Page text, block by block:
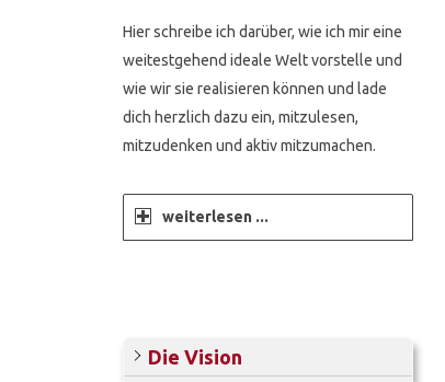
Hier schreibe ich darüber, wie ich mir eine
weitestgehend ideale Welt vorstelle und
wie wir sie realisieren können und lade
dich herzlich dazu ein, mitzulesen,
mitzudenken und aktiv mitzumachen.
weiterlesen ...
Die Vision